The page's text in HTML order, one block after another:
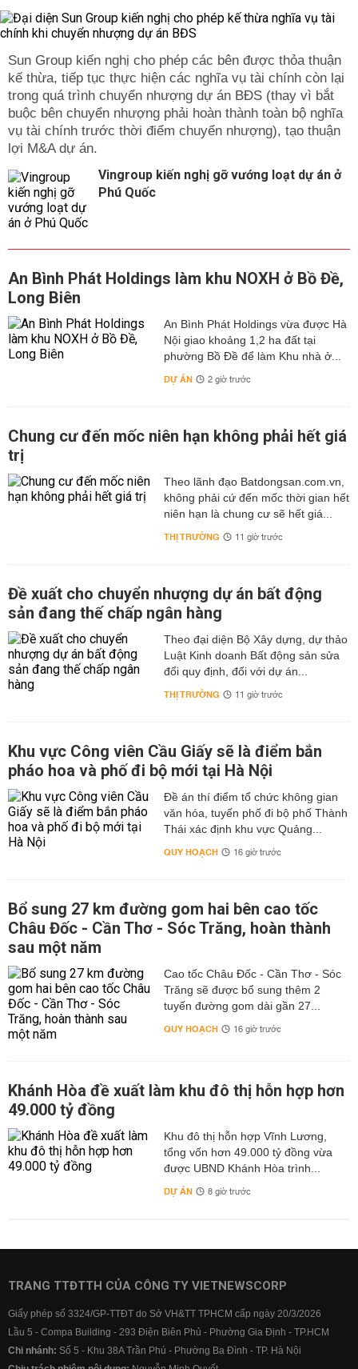
Sun Group kiến nghị cho phép các bên được thỏa thuận
kế thừa, tiếp tục thực hiện các nghĩa vụ tài chính còn lại
trong quá trình chuyển nhượng dự án BĐS (thay vì bắt
buộc bên chuyển nhượng phải hoàn thành toàn bộ nghĩa
vụ tài chính trước thời điểm chuyển nhượng), tạo thuận
lợi M&A dự án.
Vingroup kiến nghị gỡ vướng loạt dự án ở
Phú Quốc
An Bình Phát Holdings làm khu NOXH ở Bồ Đề,
Long Biên
An Bình Phát Holdings vừa được Hà
Nội giao khoảng 1,2 ha đất tại
phường Bồ Đề để làm Khu nhà ở...
DỰ ÁN 2 giờ trước
Chung cư đến mốc niên hạn không phải hết giá
trị
Theo lãnh đạo Batdongsan.com.vn,
không phải cứ đến mốc thời gian hết
niên hạn là chung cư sẽ hết giá...
THỊ TRƯỜNG 11 giờ trước
Đề xuất cho chuyển nhượng dự án bất động
sản đang thế chấp ngân hàng
Theo đại diện Bộ Xây dựng, dự thảo
Luật Kinh doanh Bất động sản sửa
đổi quy định, đối với dự án...
THỊ TRƯỜNG 11 giờ trước
Khu vực Công viên Cầu Giấy sẽ là điểm bắn
pháo hoa và phố đi bộ mới tại Hà Nội
Đề án thí điểm tổ chức không gian
văn hóa, tuyến phố đi bộ phố Thành
Thái xác định khu vực Quảng...
QUY HOẠCH 16 giờ trước
Bổ sung 27 km đường gom hai bên cao tốc
Châu Đốc - Cần Thơ - Sóc Trăng, hoàn thành
sau một năm
Cao tốc Châu Đốc - Cần Thơ - Sóc
Trăng sẽ được bổ sung thêm 2
tuyến đường gom dài gần 27...
QUY HOẠCH 16 giờ trước
Khánh Hòa đề xuất làm khu đô thị hỗn hợp hơn
49.000 tỷ đồng
Khu đô thị hỗn hợp Vĩnh Lương,
tổng vốn hơn 49.000 tỷ đồng vừa
được UBND Khánh Hòa trình...
DỰ ÁN 8 giờ trước
TRANG TTĐTTH CỦA CÔNG TY VIETNEWSCORP
Giấy phép số 3324/GP-TTĐT do Sở VH&TT TPHCM cấp ngày 20/3/2026
Lầu 5 - Compa Building - 293 Điện Biên Phủ - Phường Gia Định - TP.HCM
Chi nhánh: Số 5 - Khu 38A Trần Phú - Phường Ba Đình - TP. Hà Nội